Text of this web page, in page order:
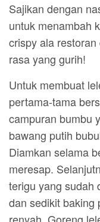
Sajikan dengan
untuk menambah
crispy ala
rasa yang gurih!
Untuk membuat
pertama-tama
campuran bumbu
bawang putih
Diamkan selama
meresap.
terigu yang sudah
dan sedikit baking